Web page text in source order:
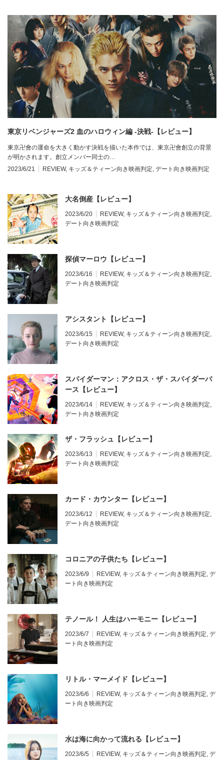
東京リベンジャーズ2 血のハロウィン編 -決戦-【レビュー】
東京卍會の運命を大きく動かす決戦を描いた本作では、東京卍會創立の背景
が明かされます。創立メンバー同士の…
2023/6/21
REVIEW, キッズ＆ティーン向き映画判定 デート向き映画判定
大名倒産【レビュー】
2023/6/20 REVIEW, キッズ＆ティーン向き映画判定
デート向き映画判定
探偵マーロウ【レビュー】
2023/6/16 REVIEW, キッズ＆ティーン向き映画判定
デート向き映画判定
アシスタント【レビュー】
2023/6/15 REVIEW, キッズ＆ティーン向き映画判定
デート向き映画判定
スパイダーマン：アクロス・ザ・スパイダーバ
ース【レビュー】
2023/6/14 REVIEW, キッズ＆ティーン向き映画判定
デート向き映画判定
ザ・フラッシュ【レビュー】
2023/6/13 REVIEW, キッズ＆ティーン向き映画判定
デート向き映画判定
カード・カウンター【レビュー】
2023/6/12 REVIEW, キッズ＆ティーン向き映画判定
デート向き映画判定
コロニアの子供たち【レビュー】
2023/6/9 REVIEW, キッズ＆ティーン向き映画判定 デ
ート向き映画判定
テノール！ 人生はハーモニー【レビュー】
2023/6/7 REVIEW, キッズ＆ティーン向き映画判定 デ
ート向き映画判定
リトル・マーメイド【レビュー】
2023/6/6 REVIEW, キッズ＆ティーン向き映画判定 デ
ート向き映画判定
水は海に向かって流れる【レビュー】
2023/6/5 REVIEW, キッズ＆ティーン向き映画判定 デ